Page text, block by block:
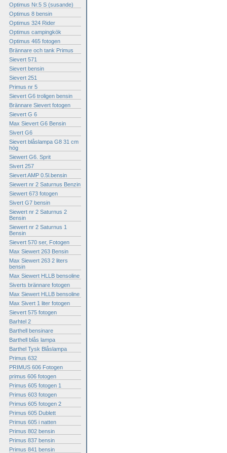
Optimus Nr.5 S (susande)
Optimus 8 bensin
Optimus 324 Rider
Optimus campingkök
Optimus 465 fotogen
Brännare och tank Primus
Sievert 571
Sievert bensin
Sievert 251
Primus nr 5
Sievert G6 troligen bensin
Brännare Sievert fotogen
Sievert G 6
Max Sievert G6 Bensin
Sivert G6
Sievert blåslampa G8 31 cm
hög
Siewert G6. Sprit
Sivert 257
Sievert AMP 0.5l.bensin
Siewert nr 2 Saturnus Benzin
Siewert 673 fotogen
Sivert G7 bensin
Siewert nr 2 Saturnus 2
Bensin
Siewert nr 2 Saturnus 1
Bensin
Sievert 570 ser, Fotogen
Max Siewert 263 Bensin
Max Siewert 263 2 liters
bensin
Max Siewert HLLB bensoline
Siverts brännare fotogen
Max Siewert HLLB bensoline
Max Sivert 1 liter fotogen
Sievert 575 fotogen
Barhtel 2
Barthell bensinare
Barthell blås lampa
Barthel Tysk Blåslampa
Primus 632
PRIMUS 606 Fotogen
primus 606 fotogen
Primus 605 fotogen 1
Primus 603 fotogen
Primus 605 fotogen 2
Primus 605 Dublett
Primus 605 i natten
Primus 802 bensin
Primus 837 bensin
Primus 841 bensin